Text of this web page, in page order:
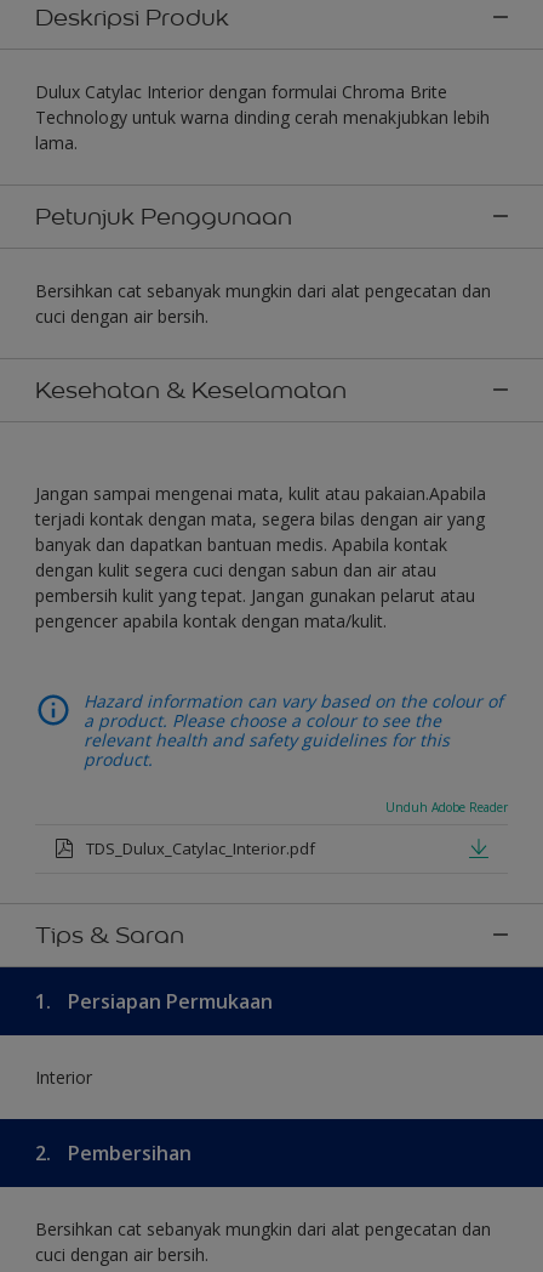
Deskripsi Produk
Dulux Catylac Interior dengan formulai Chroma Brite
Technology untuk warna dinding cerah menakjubkan lebih
lama.
Petunjuk Penggunaan
Bersihkan cat sebanyak mungkin dari alat pengecatan dan
cuci dengan air bersih.
Kesehatan & Keselamatan
Jangan sampai mengenai mata, kulit atau pakaian.Apabila
terjadi kontak dengan mata, segera bilas dengan air yang
banyak dan dapatkan bantuan medis. Apabila kontak
dengan kulit segera cuci dengan sabun dan air atau
pembersih kulit yang tepat. Jangan gunakan pelarut atau
pengencer apabila kontak dengan mata/kulit.
Hazard information can vary based on the colour of
a product. Please choose a colour to see the
relevant health and safety guidelines for this
product.
Unduh Adobe Reader
TDS_Dulux_Catylac_Interior.pdf
Tips & Saran
1. Persiapan Permukaan
Interior
2. Pembersihan
Bersihkan cat sebanyak mungkin dari alat pengecatan dan
cuci dengan air bersih.